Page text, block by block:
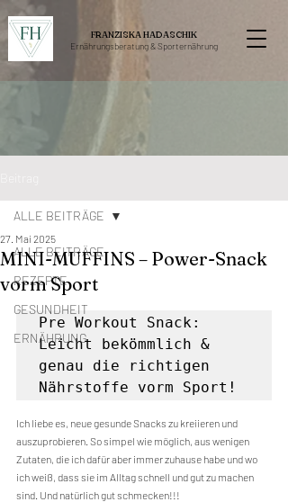
FRANZISKA HADASCHIK
Ernährungsberatung &Sporternährung
ALLE BEITRÄGE
REZEPTE
GESUNDHEIT
ERNÄHRUNG
ALLE BEITRÄGE
MINI-MUFFINS – Power-Snack
vorm Sport
27. Mai 2025
Pre Workout Snack:
Leicht bekömmlich &
genau die richtigen
Nährstoffe vorm Sport!
Ich liebe es, neue gesunde Snacks zu kreiieren und
auszuprobieren. So simpel wie möglich, aus wenigen
Zutaten, die ich dafür aber immer zuhause habe und wo
ich weiß, dass sie im Alltag schnell und gut zu machen
sind. Und natürlich gut schmecken!!!